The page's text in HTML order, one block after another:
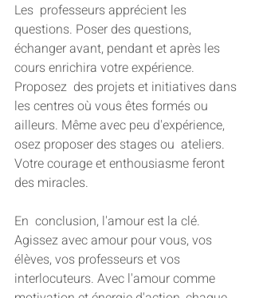
Les  professeurs apprécient les
questions. Poser des questions,
échanger avant, pendant et après les
cours enrichira votre expérience.
Proposez  des projets et initiatives dans
les centres où vous êtes formés ou
ailleurs. Même avec peu d'expérience,
osez proposer des stages ou  ateliers.
Votre courage et enthousiasme feront
des miracles.
En  conclusion, l'amour est la clé.
Agissez avec amour pour vous, vos
élèves, vos professeurs et vos
interlocuteurs. Avec l'amour comme